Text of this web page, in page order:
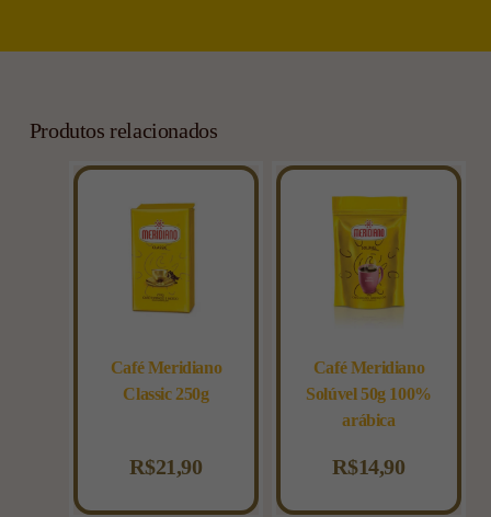
Produtos relacionados
Café Meridiano
Classic 250g
R$21,90
Café Meridiano
Solúvel 50g 100%
arábica
R$14,90